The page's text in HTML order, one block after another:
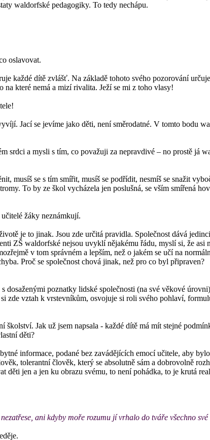
waldorfské pedagogiky. To tedy nechápu.
oslavovat.
každé dítě zvlášť. Na základě tohoto svého pozorování
které nemá a mizí rivalita. Ježí se mi z toho vlasy!
Jací se jevíme jako děti, není směrodatné. V tomto bodu
a mysli s tím, co považuji za nepravdivé – no prostě já
musíš se s tím smířit, musíš se podřídit, nesmíš se snažit
To by ze škol vycházela jen poslušná, se vším smířená
žáky neznámkují.
je to jinak. Jsou zde určitá pravidla. Společnost dává
ZŠ waldorfské nejsou uvyklí nějakému řádu, myslí si, že asi
v tom správném a lepším, než o jakém se učí na
Proč se společnost chová jinak, než pro co byl připraven?
poznatky lidské společnosti (na své věkové
zde vztah k vrstevníkům, osvojuje si roli svého pohlaví,
Jak už jsem napsala - každé dítě má mít stejné
děti?
informace, podané bez zavádějících emocí učitele, aby
tolerantní člověk, který se absolutně sám a dobrovolně
děti jen a jen ku obrazu svému, to není pohádka, to je krutá
ani kdyby moře rozumu jí vrhalo do tváře všechno